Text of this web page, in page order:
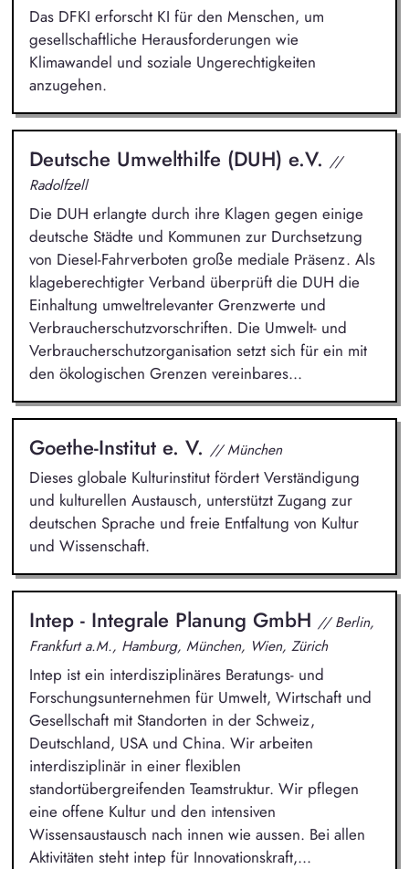
Das DFKI erforscht KI für den Menschen, um
gesellschaftliche Herausforderungen wie
Klimawandel und soziale Ungerechtigkeiten
anzugehen.
Deutsche Umwelthilfe (DUH) e.V. //
Radolfzell
Die DUH erlangte durch ihre Klagen gegen einige
deutsche Städte und Kommunen zur Durchsetzung
von Diesel-Fahrverboten große mediale Präsenz. Als
klageberechtigter Verband überprüft die DUH die
Einhaltung umweltrelevanter Grenzwerte und
Verbraucherschutzvorschriften. Die Umwelt- und
Verbraucherschutzorganisation setzt sich für ein mit
den ökologischen Grenzen vereinbares...
Goethe-Institut e. V. // München
Dieses globale Kulturinstitut fördert Verständigung
und kulturellen Austausch, unterstützt Zugang zur
deutschen Sprache und freie Entfaltung von Kultur
und Wissenschaft.
Intep - Integrale Planung GmbH // Berlin,
Frankfurt a.M., Hamburg, München, Wien, Zürich
Intep ist ein interdisziplinäres Beratungs- und
Forschungsunternehmen für Umwelt, Wirtschaft und
Gesellschaft mit Standorten in der Schweiz,
Deutschland, USA und China. Wir arbeiten
interdisziplinär in einer flexiblen
standortübergreifenden Teamstruktur. Wir pflegen
eine offene Kultur und den intensiven
Wissensaustausch nach innen wie aussen. Bei allen
Aktivitäten steht intep für Innovationskraft,...